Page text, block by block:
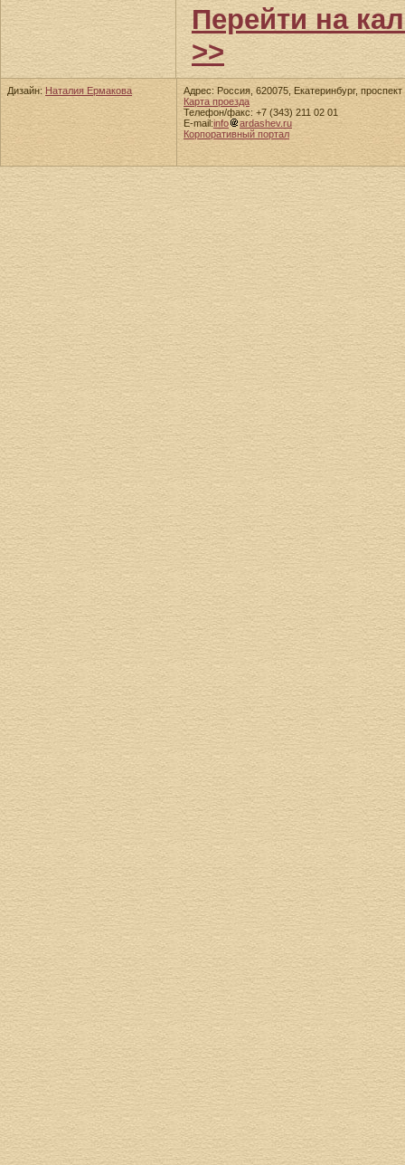
Перейти на
>>
Дизайн: Наталия Ермакова
Адрес: Россия, 620075, Екатеринбург,
Карта проезда
Телефон/факс: +7 (343) 211 02 01
E-mail:info
ardashev.ru
Корпоративный портал